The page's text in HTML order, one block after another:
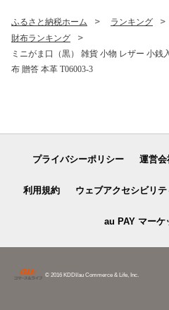
ふるさと納税ホーム ランキング
財布ランキング
ミニがま口（黒） 雑貨 小物 レザー 小銭
布 贈答 本革 T06003-3
プライバシーポリシー 運営会
利用規約 ウェブアクセシビリ
au PAY マーケ
© 2016 KDDI/au Commerce & Life, Inc.